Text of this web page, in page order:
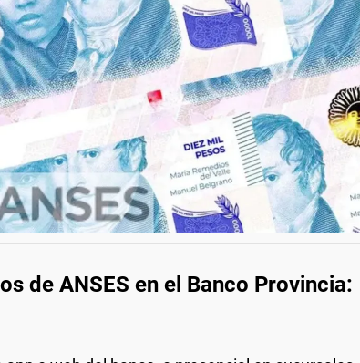
de ANSES en el Banco Provincia: